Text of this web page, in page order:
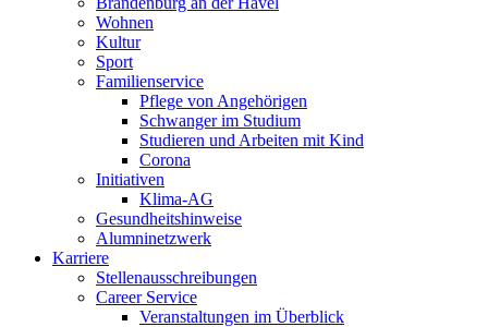
Wohnen
Kultur
Sport
Familienservice
Pflege von Angehörigen
Schwanger im Studium
Studieren und Arbeiten mit Kind
Corona
Initiativen
Klima-AG
Gesundheitshinweise
Alumninetzwerk
Karriere
Stellenausschreibungen
Career Service
Veranstaltungen im Überblick